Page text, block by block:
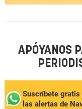
APÓYANOS
Suscríbete gratis
las alertas de